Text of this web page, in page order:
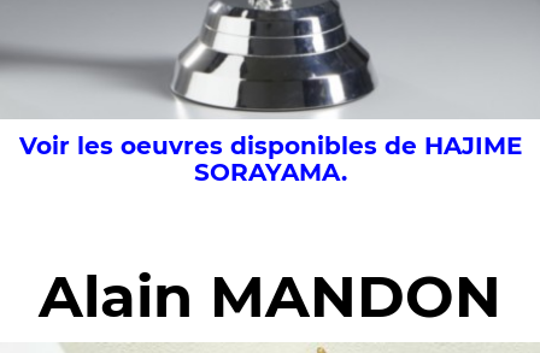
Voir les oeuvres disponibles de HAJIME
SORAYAMA.
Alain MANDON